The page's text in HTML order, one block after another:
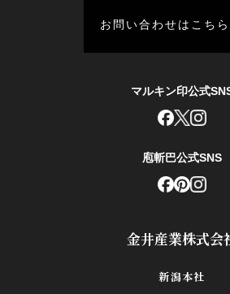
金井産業株式会
新潟本社
お問い合わせはこちら
マルキン印公式
庖斬巴公式SNS